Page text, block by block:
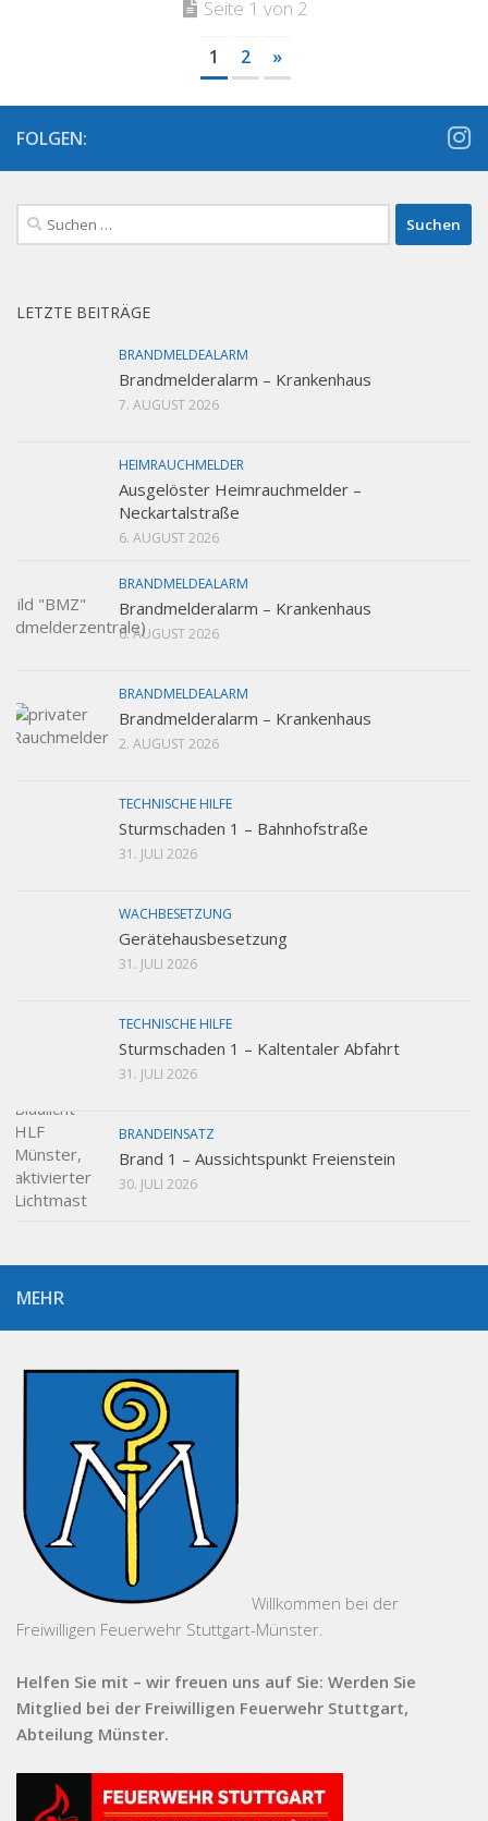
Seite 1 von 2
1 2 »
FOLGEN:
Suchen
nach:
LETZTE BEITRÄGE
BRANDMELDEALARM
Brandmelderalarm – Krankenhaus
7. AUGUST 2026
HEIMRAUCHMELDER
Ausgelöster Heimrauchmelder –
Neckartalstraße
6. AUGUST 2026
BRANDMELDEALARM
Brandmelderalarm – Krankenhaus
6. AUGUST 2026
BRANDMELDEALARM
Brandmelderalarm – Krankenhaus
2. AUGUST 2026
TECHNISCHE HILFE
Sturmschaden 1 – Bahnhofstraße
31. JULI 2026
WACHBESETZUNG
Gerätehausbesetzung
31. JULI 2026
TECHNISCHE HILFE
Sturmschaden 1 – Kaltentaler Abfahrt
31. JULI 2026
BRANDEINSATZ
Brand 1 – Aussichtspunkt Freienstein
30. JULI 2026
MEHR
Willkommen bei der
Freiwilligen Feuerwehr Stuttgart-Münster.
Helfen Sie mit – wir freuen uns auf Sie: Werden Sie
Mitglied bei der Freiwilligen Feuerwehr Stuttgart,
Abteilung Münster.